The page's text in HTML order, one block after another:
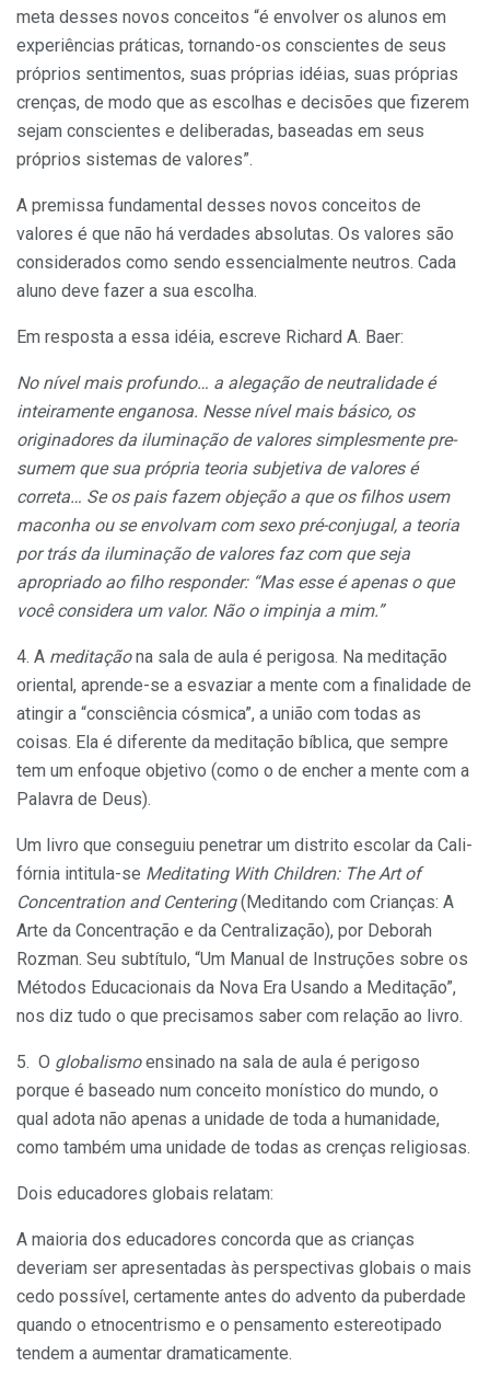
meta desses novos conceitos “é envolver os alunos em
experiências práticas, tornando-os conscientes de seus
próprios sentimentos, suas pró­prias idéias, suas próprias
crenças, de modo que as escolhas e decisões que fizerem
sejam conscientes e deliberadas, baseadas em seus
próprios sistemas de valores”.
A premissa fundamental desses novos conceitos de
valores é que não há verdades absolutas. Os valores são
considerados como sendo essencialmente neutros. Cada
aluno deve fazer a sua esco­lha.
Em resposta a essa idéia, escreve Richard A. Baer:
No nível mais profundo… a alegação de neutralidade é
inteiramente enganosa. Nesse nível mais básico, os
originadores da iluminação de valores simplesmente pre­
sumem que sua própria teoria subjetiva de valores é
correta… Se os pais fazem objeção a que os filhos usem
maconha ou se envolvam com sexo pré-conjugal, a teo­ria
por trás da iluminação de valores faz com que seja
apropriado ao filho responder: “Mas esse é apenas o que
você considera um valor. Não o impinja a mim.”
4. A meditaçãona sala de aula é perigosa. Na meditação
oriental, aprende-se a esvaziar a mente com a finalidade de
atingir a “consciência cósmica”, a união com todas as
coisas. Ela é diferente da meditação bíblica, que sempre
tem um enfoque objetivo (como o de encher a mente com a
Palavra de Deus).
Um livro que conseguiu penetrar um distrito escolar da Cali­
fórnia intitula-se Meditating With Children: The Art of
Concentration and Centering(Meditando com Crianças: A
Arte da Concen­tração e da Centralização), por Deborah
Rozman. Seu subtítulo, “Um Manual de Instruções sobre os
Métodos Educacionais da Nova Era Usando a Meditação”,
nos diz tudo o que precisamos saber com relação ao livro.
5. O globalismoensinado na sala de aula é perigoso
porque é baseado num conceito monístico do mundo, o
qual adota não apenas a unidade de toda a humanidade,
como também uma unidade de todas as crenças religiosas.
Dois educadores globais relatam:
A maioria dos educadores concorda que as crianças
deveriam ser apresentadas às perspectivas globais o mais
cedo possível, certamente antes do advento da puberdade
quando o etnocentrismo e o pensamento estereotipado
tendem a aumentar dramaticamente.